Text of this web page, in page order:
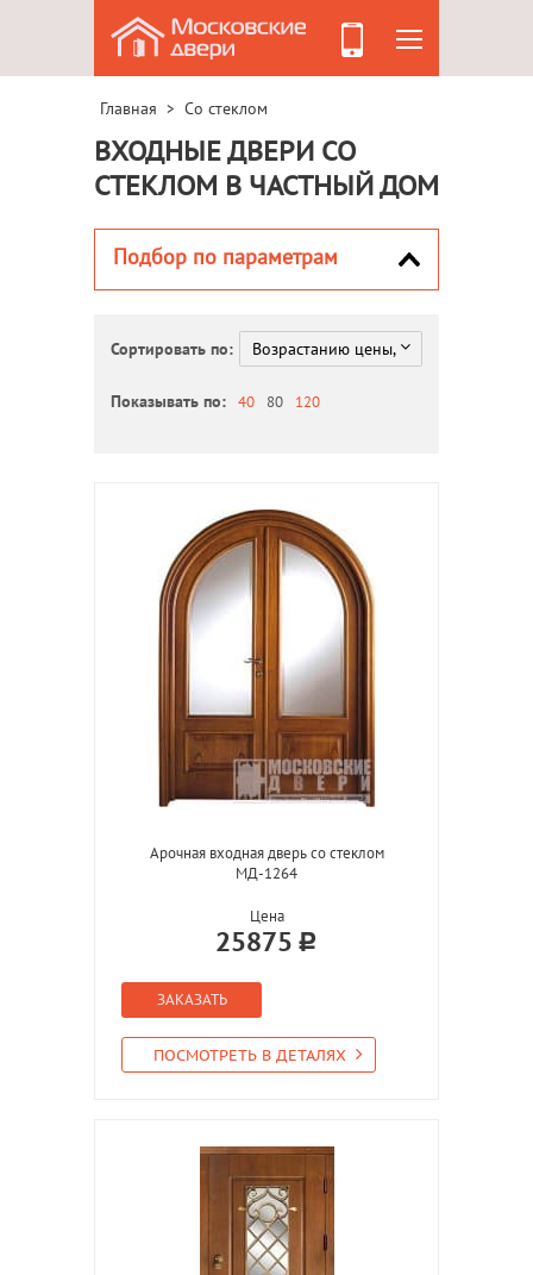
Главная > Со стеклом
ВХОДНЫЕ ДВЕРИ СО
СТЕКЛОМ В ЧАСТНЫЙ ДОМ
Подбор по параметрам
Сортировать по:
Показывать по: 40 80 120
Арочная входная дверь со стеклом
МД-1264
Цена
25875
ЗАКАЗАТЬ
ПОСМОТРЕТЬ В ДЕТАЛЯХ